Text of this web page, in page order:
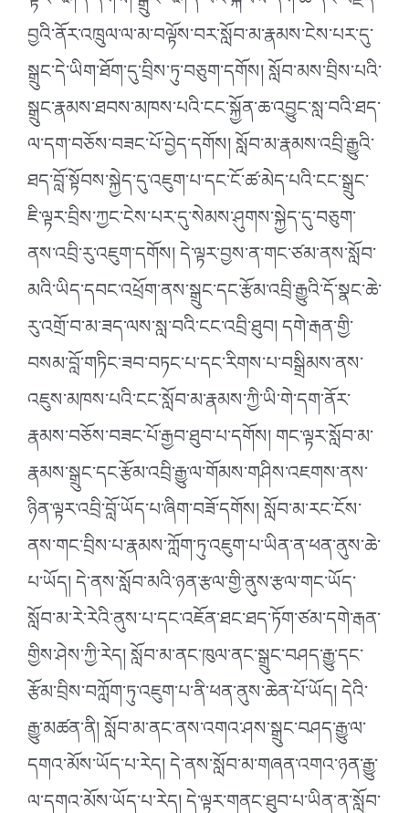
བྱའི་ནོར་འཁྲུལ་ལ་མ་བལྟོས་བར་སློབ་མ་རྣམས་ངེས་པར་དུ་
སྒྲུང་དེ་ཡིག་ཐོག་དུ་བྲིས་ཏུ་བཅུག་དགོས། སློབ་མས་བྲིས་པའི་
སྒྲུང་རྣམས་ཐབས་མཁས་པའི་ངང་སྐྱོན་ཆ་འབྱུང་སླ་བའི་ཐད་
ལ་དག་བཅོས་བཟང་པོ་བྱེད་དགོས། སློབ་མ་རྣམས་འབྲི་རྒྱུའི་
ཐད་བློ་སྟོབས་སྐྱེད་དུ་འཇུག་པ་དང་ངོ་ཚ་མེད་པའི་ངང་སྒྲུང་
ཇི་ལྟར་བྲིས་ཀྱང་ངེས་པར་དུ་སེམས་ཤུགས་སྐྱེད་དུ་བཅུག་
ནས་འབྲི་རུ་འཇུག་དགོས། དེ་ལྟར་བྱས་ན་གང་ཙམ་ནས་སློབ་
མའི་ཡིད་དབང་འཕྲོག་ནས་སྒྲུང་དང་རྩོམ་འབྲི་རྒྱུའི་དོ་སྣང་ཆེ་
རུ་འགྲོ་བ་མ་ཟད་ལས་སླ་བའི་ངང་འབྲི་ཐུབ། དགེ་རྒན་གྱི་
བསམ་བློ་གཏིང་ཟབ་བཏང་པ་དང་རིགས་པ་བསྒྲིམས་ནས་
འཇུས་མཁས་པའི་ངང་སློབ་མ་རྣམས་ཀྱི་ཡི་གེ་དག་ནོར་
རྣམས་བཅོས་བཟང་པོ་རྒྱབ་ཐུབ་པ་དགོས། གང་ལྟར་སློབ་མ་
རྣམས་སྒྲུང་དང་རྩོམ་འབྲི་རྒྱུ་ལ་གོམས་གཤིས་འཇགས་ནས་
ཉིན་ལྟར་འབྲི་བློ་ཡོད་པ་ཞིག་བཟོ་དགོས། སློབ་མ་རང་ངོས་
ནས་གང་བྲིས་པ་རྣམས་ཀློག་ཏུ་འཇུག་པ་ཡིན་ན་ཕན་ནུས་ཆེ་
པ་ཡོད། དེ་ནས་སློབ་མའི་ཉན་རྩལ་གྱི་ནུས་རྩལ་གང་ཡོད་
སློབ་མ་རེ་རེའི་ནུས་པ་དང་འཇོན་ཐང་ཐད་ཏོག་ཙམ་དགེ་རྒན་
གྱིས་ཤེས་ཀྱི་རེད། སློབ་མ་ནང་ཁུལ་ནང་སྒྲུང་བཤད་རྒྱུ་དང་
རྩོམ་བྲིས་བཀློག་ཏུ་འཇུག་པ་ནི་ཕན་ནུས་ཆེན་པོ་ཡོད། དེའི་
རྒྱུ་མཚན་ནི། སློབ་མ་ནང་ནས་འགའ་ཤས་སྒྲུང་བཤད་རྒྱུ་ལ་
དགའ་མོས་ཡོད་པ་རེད། དེ་ནས་སློབ་མ་གཞན་འགའ་ཉན་རྒྱུ་